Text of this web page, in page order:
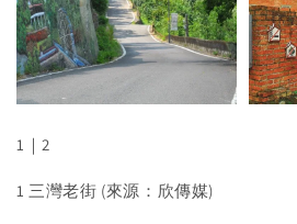
1｜2
1 三灣老街 (來源：欣傳媒)